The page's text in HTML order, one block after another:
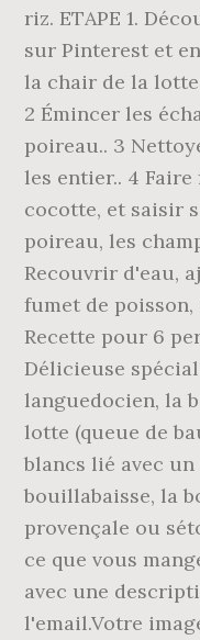
riz. ETAPE 1.
sur Pinterest et
la chair de la
2 Émincer les
poireau.. 3
les entier.. 4
cocotte, et saisir
poireau, les
Recouvrir d'eau,
fumet de poisson,
Recette pour 6
Délicieuse
languedocien, la
lotte (queue de
blancs lié avec
bouillabaisse, la
provençale ou
ce que vous
avec une
l'email.Votre